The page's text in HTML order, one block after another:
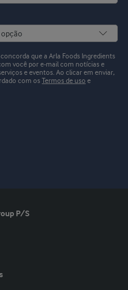
que a Arla Foods Ingredients
você por e-mail com notícias e
e eventos. Ao clicar em enviar,
com os
Termos de uso e
P/S